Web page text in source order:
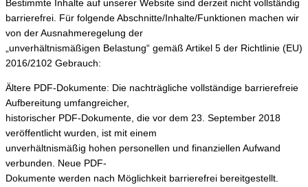
Bestimmte Inhalte auf unserer Website sind derzeit nicht vollständig
barrierefrei. Für folgende Abschnitte/Inhalte/Funktionen machen wir
von der Ausnahmeregelung der
„unverhältnismäßigen Belastung“ gemäß Artikel 5 der Richtlinie (EU)
2016/2102 Gebrauch:
Ältere PDF-Dokumente: Die nachträgliche vollständige barrierefreie
Aufbereitung umfangreicher,
historischer PDF-Dokumente, die vor dem 23. September 2018
veröffentlicht wurden, ist mit einem
unverhältnismäßig hohen personellen und finanziellen Aufwand
verbunden. Neue PDF-
Dokumente werden nach Möglichkeit barrierefrei bereitgestellt.